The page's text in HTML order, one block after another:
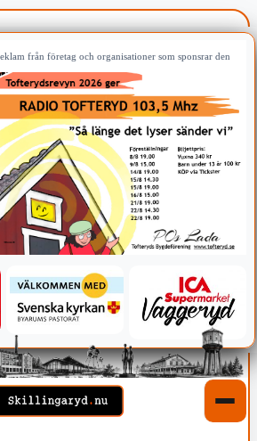
från företag och organisationer som sponsrar den